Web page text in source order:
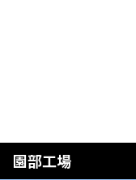
園部工場